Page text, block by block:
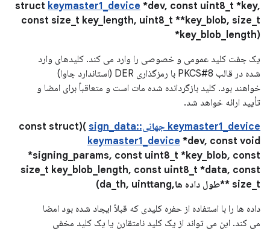
struct keymaster1_device *dev, const uint8_t *key,
const size_t key_length, uint8_t **key_blob, size_t
*key_blob_length)
یک جفت کلید عمومی و خصوصی را وارد می کند. کلیدهای وارد
شده در قالب PKCS#8 با رمزگذاری DER (استاندارد جاوا)
خواهند بود. کلید بازگردانده شده مات است و متعاقباً برای امضا و
تأیید ارائه خواهد شد.
keymaster1_device جهانی::sign_data
)(const struct
keymaster1_device *dev, const void
*signing_params, const uint8_t *key_blob, const
size_t key_blob_length, const uint8_t *data, const
size_t **طول داده ها,da_th, uinttang)
داده ها را با استفاده از حفره کلیدی که قبلاً ایجاد شده بود امضا
می کند. این می تواند از یک کلید نامتقارن یا یک کلید مخفی